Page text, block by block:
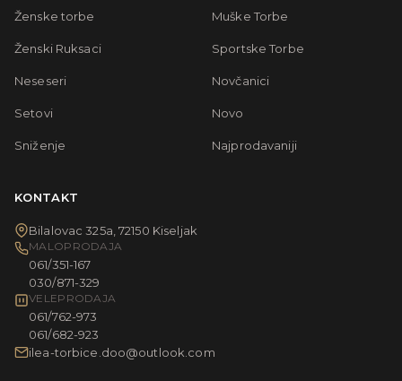
Ženske torbe Muške Torbe
Ženski Ruksaci Sportske Torbe
Neseseri Novčanici
Setovi Novo
Sniženje Najprodavaniji
KONTAKT
Bilalovac 325a, 72150 Kiseljak
MALOPRODAJA
061/351-167
030/871-329
VELEPRODAJA
061/762-973
061/682-923
ilea-torbice.doo@outlook.com